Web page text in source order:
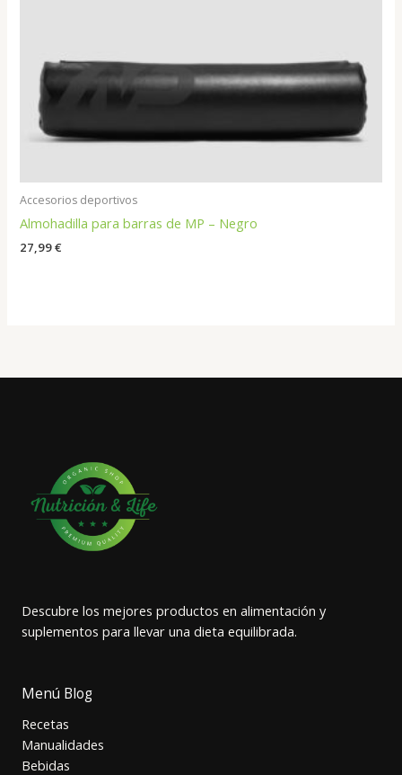
Accesorios deportivos
Almohadilla para barras de MP – Negro
27,99€
Descubre los mejores productos en alimentación y
suplementos para llevar una dieta equilibrada.
Menú Blog
Recetas
Manualidades
Bebidas